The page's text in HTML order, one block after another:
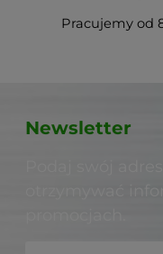
Pracujemy od
Newsletter
otrzymywać